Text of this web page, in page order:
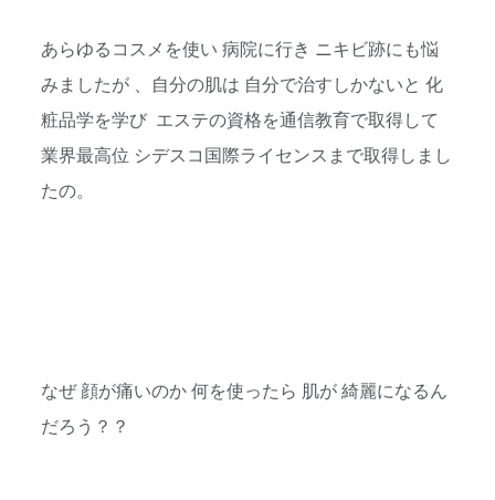
あらゆるコスメを使い 病院に行き ニキビ跡にも悩
みましたが 、自分の肌は 自分で治すしかないと 化
粧品学を学び エステの資格を通信教育で取得して
業界最高位 シデスコ国際ライセンスまで取得しまし
たの。
なぜ 顔が痛いのか 何を使ったら 肌が 綺麗になるん
だろう？？